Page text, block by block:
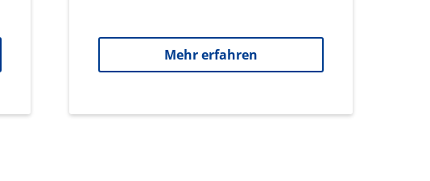
Mehr erfahren